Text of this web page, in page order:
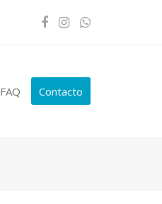
Facebook
Instagram
Whatsapp
FAQ Contacto